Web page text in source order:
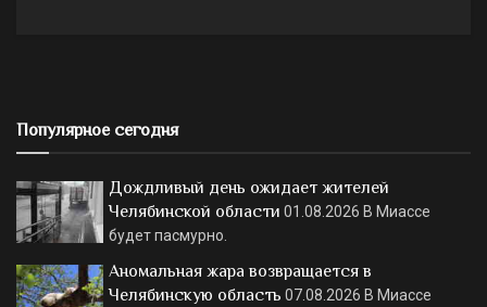
Популярное сегодня
Дождливый день ожидает жителей
Челябинской области 01.08.2026 В Миассе
будет пасмурно.
Аномальная жара возвращается в
Челябинскую область 07.08.2026 В Миассе